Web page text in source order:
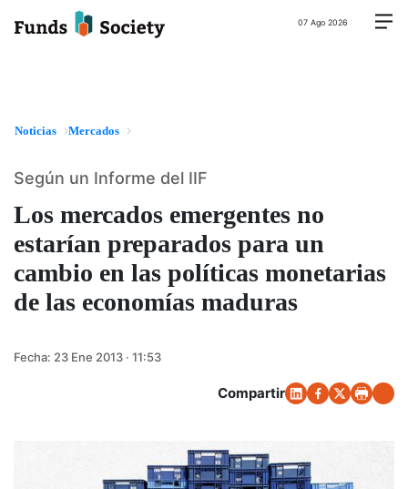
07 Ago 2026
Noticias Mercados
Los mercados emergentes no
estarían preparados para un
cambio en las políticas monetarias
de las economías maduras
Según un Informe del IIF
Fecha: 23 Ene 2013 · 11:53
Compartir